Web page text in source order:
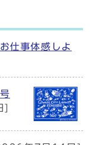
仕事体感しよ
]